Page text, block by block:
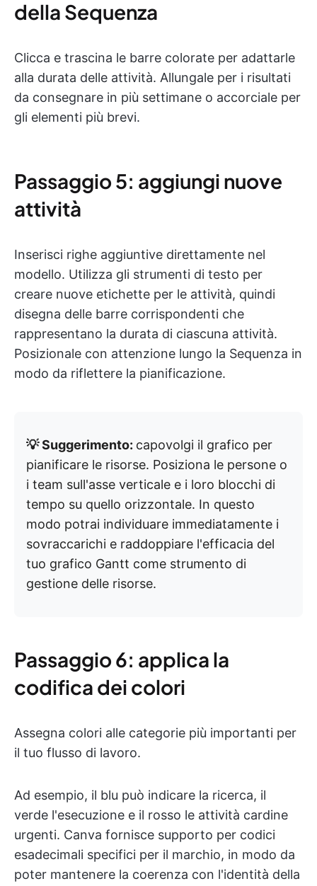
della Sequenza
Clicca e trascina le barre colorate per adattarle
alla durata delle attività. Allungale per i risultati
da consegnare in più settimane o accorciale per
gli elementi più brevi.
Passaggio 5: aggiungi nuove
attività
Inserisci righe aggiuntive direttamente nel
modello. Utilizza gli strumenti di testo per
creare nuove etichette per le attività, quindi
disegna delle barre corrispondenti che
rappresentano la durata di ciascuna attività.
Posizionale con attenzione lungo la Sequenza in
modo da riflettere la pianificazione.
💡 Suggerimento: capovolgi il grafico per
pianificare le risorse. Posiziona le persone o
i team sull'asse verticale e i loro blocchi di
tempo su quello orizzontale. In questo
modo potrai individuare immediatamente i
sovraccarichi e raddoppiare l'efficacia del
tuo grafico Gantt come strumento di
gestione delle risorse.
Passaggio 6: applica la
codifica dei colori
Assegna colori alle categorie più importanti per
il tuo flusso di lavoro.
Ad esempio, il blu può indicare la ricerca, il
verde l'esecuzione e il rosso le attività cardine
urgenti. Canva fornisce supporto per codici
esadecimali specifici per il marchio, in modo da
poter mantenere la coerenza con l'identità della